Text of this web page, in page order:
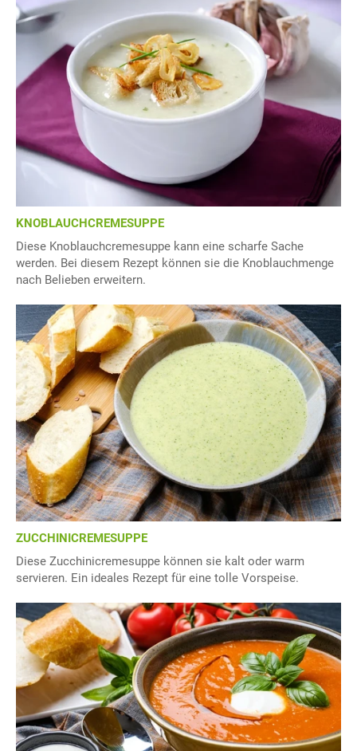
KNOBLAUCHCREMESUPPE
Diese Knoblauchcremesuppe kann eine scharfe Sache
werden. Bei diesem Rezept können sie die Knoblauchmenge
nach Belieben erweitern.
ZUCCHINICREMESUPPE
Diese Zucchinicremesuppe können sie kalt oder warm
servieren. Ein ideales Rezept für eine tolle Vorspeise.